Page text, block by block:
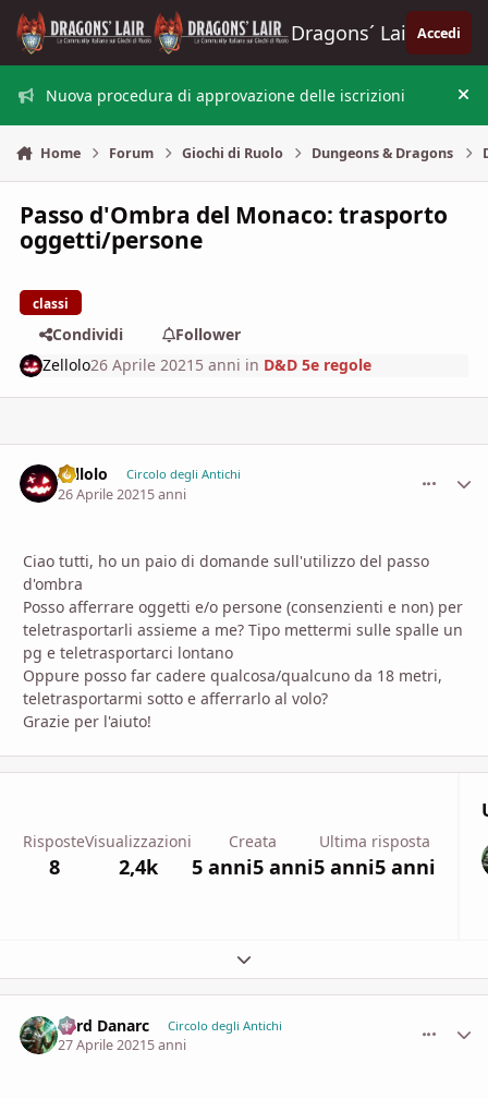
Vai al contenuto
Dragons´ Lair Accedi
Nuova procedura di approvazione delle iscrizioni
Home Forum Giochi di Ruolo Dungeons & Dragons
Passo d'Ombra del Monaco: trasporto
oggetti/persone
classi
Condividi
Follower
Zellolo26 Aprile 2021 5 anni in D&D 5e regole
Zellolo Circolo degli Antichi
26 Aprile 20215 anni
Ciao tutti, ho un paio di domande sull'utilizzo del passo
d'ombra
Posso afferrare oggetti e/o persone (consenzienti e non) per
teletrasportarli assieme a me? Tipo mettermi sulle spalle un
pg e teletrasportarci lontano
Oppure posso far cadere qualcosa/qualcuno da 18 metri,
teletrasportarmi sotto e afferrarlo al volo?
Grazie per l'aiuto!
Risposte
8
Visualizzazioni
2,4k
Creata
5 anni5 anni
Ultima risposta
5 anni5 anni
Espandi panoramica del topic
Lord Danarc Circolo degli Antichi
27 Aprile 20215 anni